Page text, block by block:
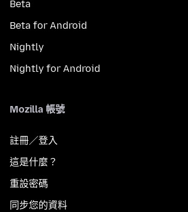
Beta
Beta for Android
Nightly
Nightly for Android
Mozilla 帳號
註冊／登入
這是什麼？
重設密碼
同步您的資料